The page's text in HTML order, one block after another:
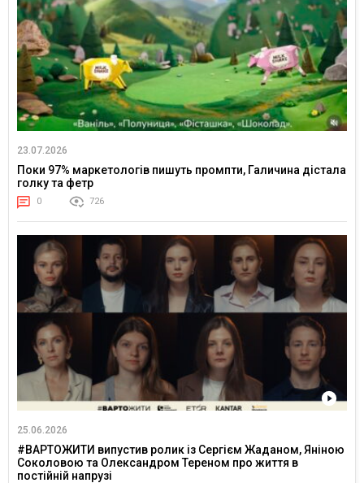
23.07.2026
Поки 97% маркетологів пишуть промпти, Галичина дістала
голку та фетр
0 726
25.06.2026
#ВАРТОЖИТИ випустив ролик із Сергієм Жаданом, Яніною
Соколовою та Олександром Тереном про життя в
постійній напрузі